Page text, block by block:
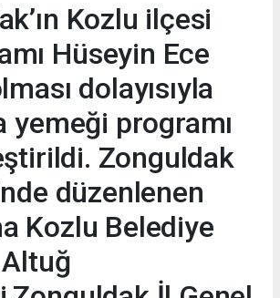
Kozlu ilçesi
Hüseyin Ece
dolayısıyla
yemeği programı
Zonguldak
düzenlenen
Kozlu Belediye
Altuğ